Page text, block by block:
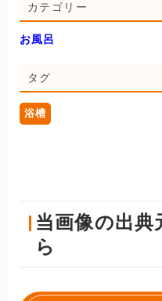
カテゴリー
お風呂
タグ
浴槽
当画像の出典
ら